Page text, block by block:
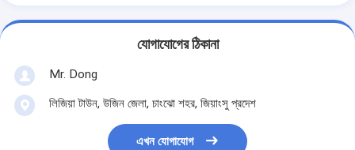
যোগাযোগের ঠিকানা
Mr. Dong
লিজিয়া টাউন, উজিন জেলা, চাংঝো শহর, জিয়াংসু প্রদেশ
এখন যোগাযোগ